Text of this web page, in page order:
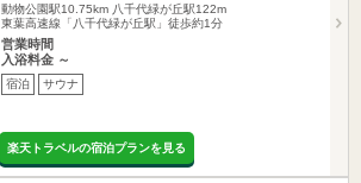
動物公園駅10.75km 八千代緑が丘駅122m
東葉高速線「八千代緑が丘駅」徒歩約1分
営業時間
入浴料金 ～
宿泊 サウナ
楽天トラベルの宿泊プランを見る